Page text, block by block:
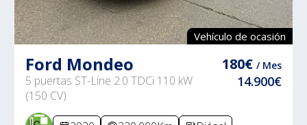
Vehículo de ocasión
Ford Mondeo
5 puertas ST-Line 2.0 TDCi 110 kW
(150 CV)
180€ / Mes
14.900€